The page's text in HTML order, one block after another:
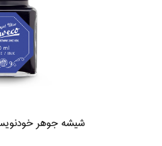
شیشه جوهر